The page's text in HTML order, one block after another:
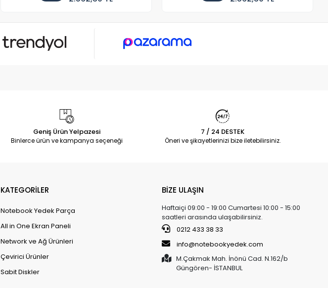
Geniş Ürün Yelpazesi
Binlerce ürün ve kampanya seçeneği
7 / 24 DESTEK
Öneri ve şikayetlerinizi bize iletebilirsiniz.
KATEGORİLER
Notebook Yedek Parça
All in One Ekran Paneli
Network ve Ağ Ürünleri
Çevirici Ürünler
Sabit Diskler
BİZE ULAŞIN
Haftaiçi 09:00 - 19:00 Cumartesi 10:00 - 15:00
saatleri arasında ulaşabilirsiniz.
0212 433 38 33
info@notebookyedek.com
M.Çakmak Mah. İnönü Cad. N.162/b
Güngören- İSTANBUL